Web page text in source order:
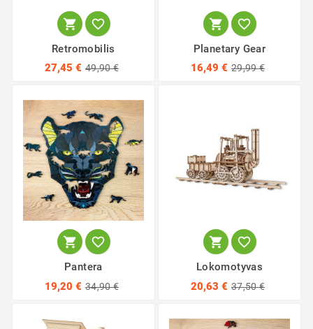
 
Retromobilis
27,45 € 49,90 €
 
Planetary Gear
16,49 € 29,99 €
 
Pantera
19,20 € 34,90 €
 
Lokomotyvas
20,63 € 37,50 €